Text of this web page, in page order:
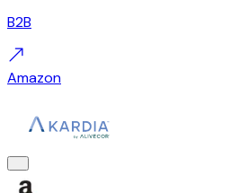
B2B
Amazon